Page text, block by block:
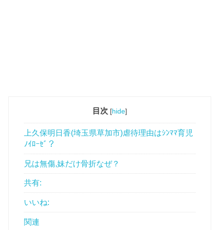
目次 [hide]
上久保明日香(埼玉県草加市)虐待理由はｼﾝﾏﾏ育児
ﾉｲﾛｰｾﾞ？
兄は無傷,妹だけ骨折なぜ？
共有:
いいね:
関連